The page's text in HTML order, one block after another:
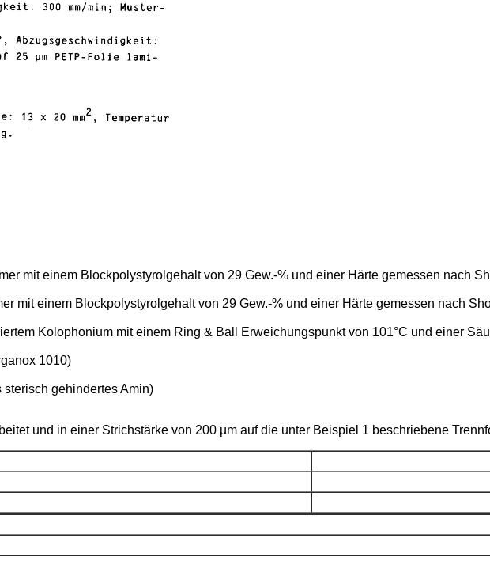
mit einem Blockpolystyrolgehalt von 29 Gew.-% und einer Härte gemessen nach
mit einem Blockpolystyrolgehalt von 29 Gew.-% und einer Härte gemessen nach
Kolophonium mit einem Ring & Ball Erweichungspunkt von 101°C und einer
1010)
sterisch gehindertes Amin)
und in einer Strichstärke von 200 µm auf die unter Beispiel 1 beschriebene